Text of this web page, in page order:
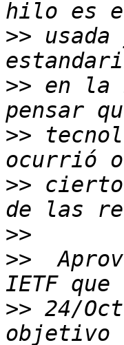
>>
>> en la
>>
>>
>>
>>
>> 24/